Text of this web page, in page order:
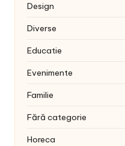
Design
Diverse
Educatie
Evenimente
Familie
Fără categorie
Horeca